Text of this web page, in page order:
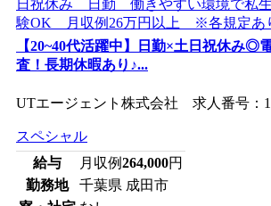
【20~40代活躍中】日勤×土日祝休み◎
査！長期休暇あり♪...
UTエージェント株式会社 求人番号：
スペシャル
給与
月収例264,000円
勤務地
千葉県 成田市